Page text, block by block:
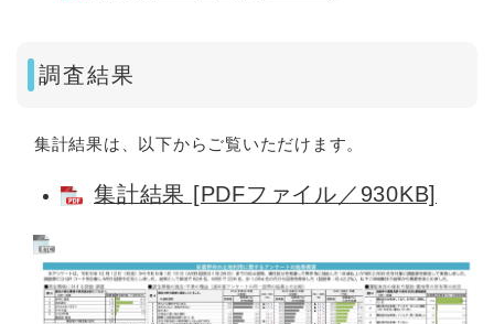
調査結果
集計結果は、以下からご覧いただけます。
集計結果 [PDFファイル／930KB]